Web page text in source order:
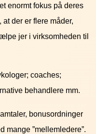
enormt fokus på deres
der er flere måder,
jer i virksomheden til
coaches;
behandlere mm.
bonusordninger
mange ”mellemledere”.